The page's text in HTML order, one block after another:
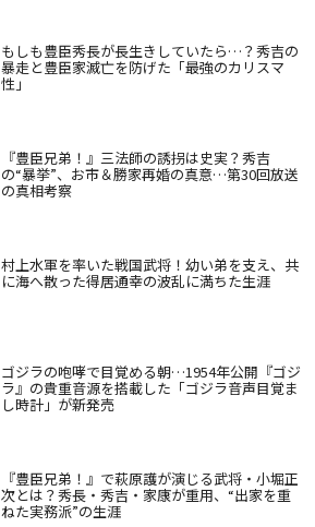
もしも豊臣秀長が長生きしていたら…？秀吉の
暴走と豊臣家滅亡を防げた「最強のカリスマ
性」
『豊臣兄弟！』三法師の誘拐は史実？秀吉
の“暴挙”、お市＆勝家再婚の真意…第30回放送
の真相考察
村上水軍を率いた戦国武将！幼い弟を支え、共
に海へ散った得居通幸の波乱に満ちた生涯
ゴジラの咆哮で目覚める朝…1954年公開『ゴジ
ラ』の貴重音源を搭載した「ゴジラ音声目覚ま
し時計」が新発売
『豊臣兄弟！』で萩原護が演じる武将・小堀正
次とは？秀長・秀吉・家康が重用、“出家を重
ねた実務派”の生涯